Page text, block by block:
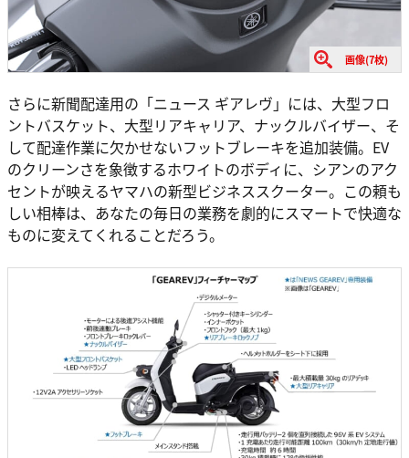
画像(7枚)
さらに新聞配達用の「ニュース ギアレヴ」には、大型フロ
ントバスケット、大型リアキャリア、ナックルバイザー、そ
して配達作業に欠かせないフットブレーキを追加装備。EV
のクリーンさを象徴するホワイトのボディに、シアンのアク
セントが映えるヤマハの新型ビジネススクーター。この頼も
しい相棒は、あなたの毎日の業務を劇的にスマートで快適な
ものに変えてくれることだろう。